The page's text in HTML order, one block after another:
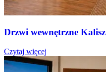
Drzwi wewnętrzne Kalisz
Czytaj więcej